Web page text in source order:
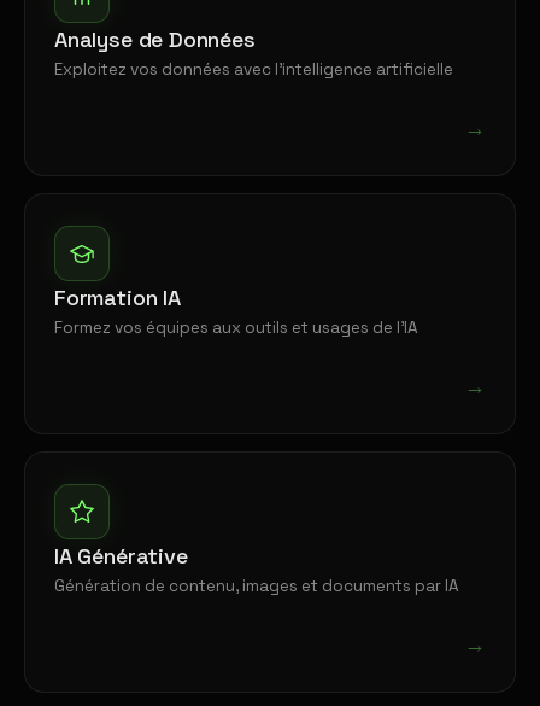
Analyse de Données
Exploitez vos données avec l'intelligence artificielle
→
Formation IA
Formez vos équipes aux outils et usages de l'IA
→
IA Générative
Génération de contenu, images et documents par IA
→